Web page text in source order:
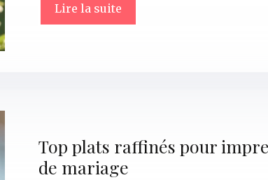
Lire la suite
Top plats raffinés pour
de mariage